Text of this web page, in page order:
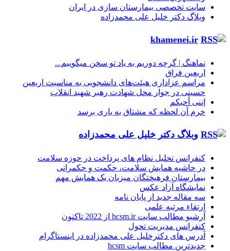
سایت تخصصی بیمارستان سازی در ایران
وبلاگ دکتر خلیل علی محمدزاده
khamenei.ir
نماهنگ |‌ گرچه دوریم به یاد تو سخن میگوییم...
اربعین فراق
مراسم عزاداری هیئت‌های دانشجویی به مناسبت اربعین
حسینی در جوار محل شهادت رهبر شهید انقلاب
إننی أحبکم
خرم آن لحظه که مشتاق به یاری برسد
وبلاگ دکتر خلیل علی محمدزاده
کنفرانس تحلیل نظام های پرداخت در حوزه سلامت
در حاشیه همایش سلامت، حکمت و حکمرانی
بیمارستان فرهیختگان میزبان یک همایش مهم
نمایشگاه آزاد عکس
سه مقاله جدید از پایان نامه
ارتقاء مرتبه علمی
آرشیو مطالب سایت hcsm.ir از 2022 تاکنون
کنفرانس مدیریت تحول
آدرس های دکترخلیل علی محمدزاده در اینستاگرام
جدیدترین مطالب سایت hcsm